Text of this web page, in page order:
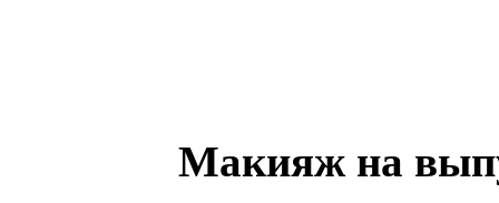
Макияж на